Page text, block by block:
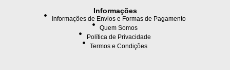
Informações
Informações de Envios e Formas de Pagamento
Quem Somos
Política de Privacidade
Termos e Condições